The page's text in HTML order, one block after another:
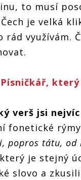
to musí
je velká
rád využívám.
Písničkář,
verš jsi nejvíc
fonetické
popros tátu,
je stejný
slovo a